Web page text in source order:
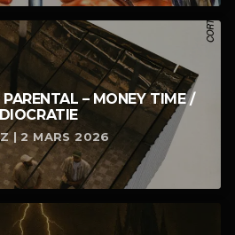
– MONEY TIME /
| 2 MARS 2026